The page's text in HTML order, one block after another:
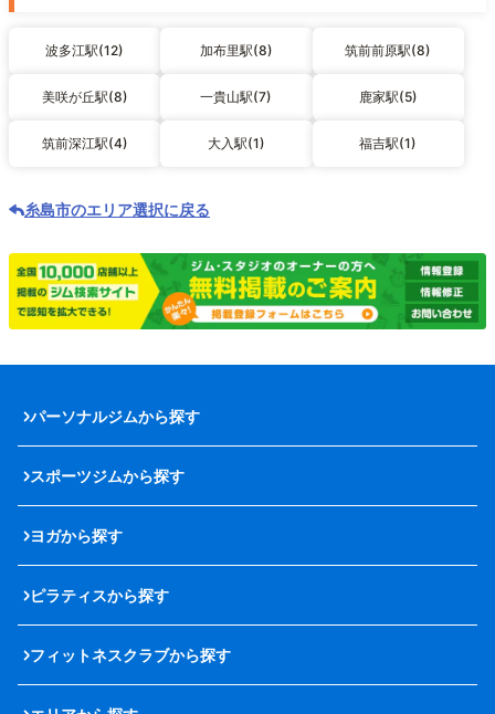
波多江駅(12) 加布里駅(8) 筑前前原駅(8)
美咲が丘駅(8) 一貴山駅(7) 鹿家駅(5)
筑前深江駅(4) 大入駅(1) 福吉駅(1)
糸島市のエリア選択に戻る
パーソナルジムから探す
スポーツジムから探す
ヨガから探す
ピラティスから探す
フィットネスクラブから探す